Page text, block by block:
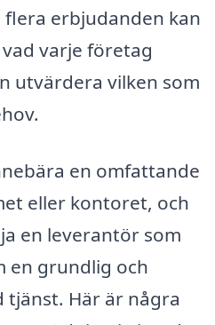
flera erbjudanden kan
varje företag
utvärdera vilken som
en omfattande
eller kontoret, och
en leverantör som
en grundlig och
Här är några